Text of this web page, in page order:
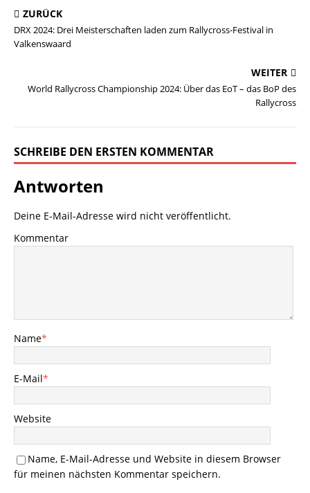
ZURÜCK
DRX 2024: Drei Meisterschaften laden zum Rallycross-Festival in
Valkenswaard
WEITER
World Rallycross Championship 2024: Über das EoT – das BoP des
Rallycross
SCHREIBE DEN ERSTEN KOMMENTAR
Antworten
Deine E-Mail-Adresse wird nicht veröffentlicht.
Kommentar
Name*
E-Mail*
Website
Name, E-Mail-Adresse und Website in diesem Browser
für meinen nächsten Kommentar speichern.